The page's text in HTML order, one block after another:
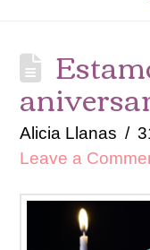
Alicia Llanas
Leave a